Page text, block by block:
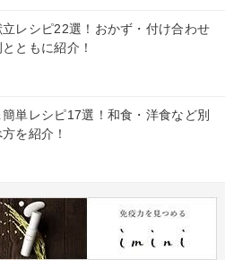
レシピ22選！おかず・付け合わせ
ともに紹介！
単レシピ17選！和食・洋食など別
を紹介！